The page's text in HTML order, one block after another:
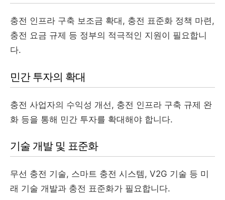
충전 인프라 구축 보조금 확대, 충전 표준화 정책 마련,
충전 요금 규제 등 정부의 적극적인 지원이 필요합니
다.
민간 투자의 확대
충전 사업자의 수익성 개선, 충전 인프라 구축 규제 완
화 등을 통해 민간 투자를 확대해야 합니다.
기술 개발 및 표준화
무선 충전 기술, 스마트 충전 시스템, V2G 기술 등 미
래 기술 개발과 충전 표준화가 필요합니다.